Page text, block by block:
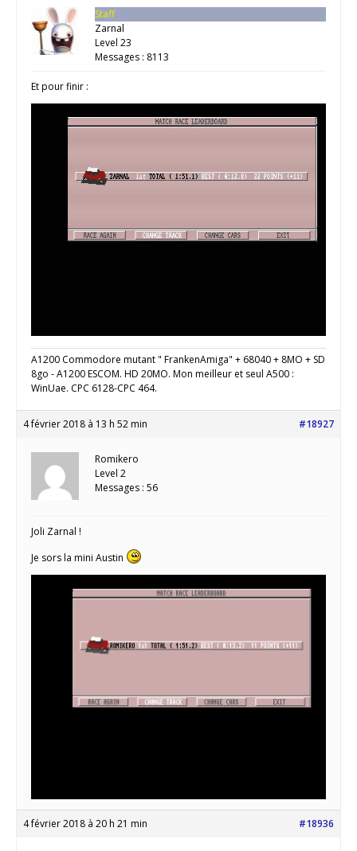
Staff
Zarnal
Level 23
Messages : 8113
Et pour finir :
A1200 Commodore mutant " FrankenAmiga" + 68040 + 8MO + SD
8go - A1200 ESCOM. HD 20MO. Mon meilleur et seul A500 :
WinUae. CPC 6128-CPC 464.
4 février 2018 à 13 h 52 min #18927
Romikero
Level 2
Messages : 56
Joli Zarnal !
Je sors la mini Austin
4 février 2018 à 20 h 21 min #18936